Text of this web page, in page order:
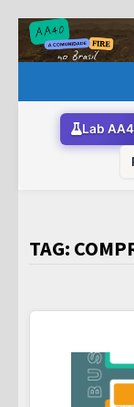
Skip
to
Lab
TAG: